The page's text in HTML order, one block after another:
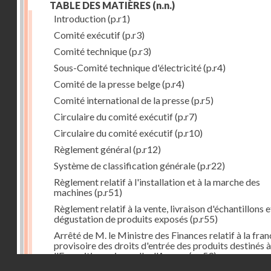
TABLE DES MATIÈRES (n.n.)
Introduction(p.r1)
Comité exécutif(p.r3)
Comité technique(p.r3)
Sous-Comité technique d'électricité(p.r4)
Comité de la presse belge(p.r4)
Comité international de la presse(p.r5)
Circulaire du comité exécutif(p.r7)
Circulaire du comité exécutif(p.r10)
Règlement général(p.r12)
Système de classification générale(p.r22)
Règlement relatif à l'installation et à la marche des
machines (p.r51)
Règlement relatif à la vente, livraison d'échantillons
dégustation de produits exposés (p.r55)
Arrêté de M. le Ministre des Finances relatif à la
provisoire des droits d'entrée des produits destinés à
l'Exposition universelle d'Anvers(p.r59)